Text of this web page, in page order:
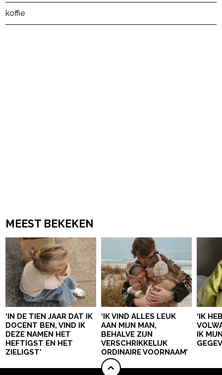
koffie
MEEST BEKEKEN
‘IN DE TIEN JAAR DAT IK
DOCENT BEN, VIND IK
DEZE NAMEN HET
HEFTIGST EN HET
ZIELIGST’
‘IK VIND ALLES LEUK
AAN MIJN MAN,
BEHALVE ZIJN
VERSCHRIKKELIJK
ORDINAIRE VOORNAAM’
‘IK
IK